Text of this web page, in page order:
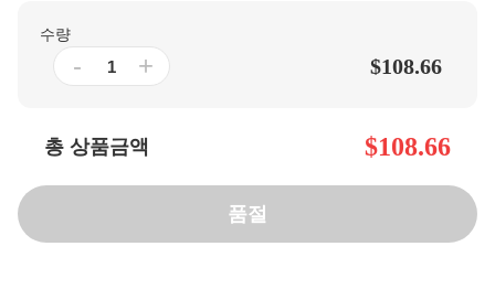
수량
- + $108.66
총 상품금액 $108.66
품절